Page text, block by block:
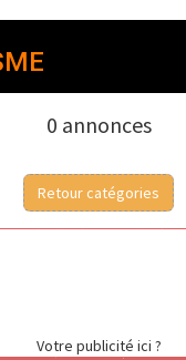
0 annonces
Retour catégories
Votre publicité ici ?